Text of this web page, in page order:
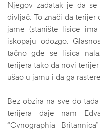
Njegov zadatak je da
divljač. To znači da
jame (stanište lisice
iskopaju odozgo.
tačno gde se lisica
terijera tako da novi
ušao u jamu i da ga
Bez obzira na sve do
terijera daje nam
“Cvnographia